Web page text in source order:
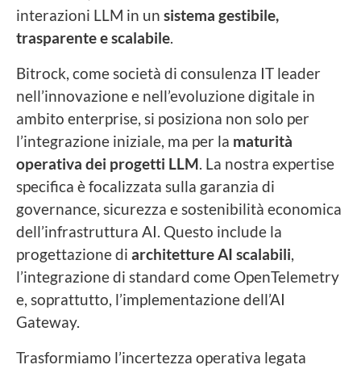
interazioni LLM in un sistema gestibile,
trasparente e scalabile.
Bitrock, come società di consulenza IT leader
nell’innovazione e nell’evoluzione digitale in
ambito enterprise, si posiziona non solo per
l’integrazione iniziale, ma per la maturità
operativa dei progetti LLM. La nostra expertise
specifica è focalizzata sulla garanzia di
governance, sicurezza e sostenibilità economica
dell’infrastruttura AI. Questo include la
progettazione di architetture AI scalabili,
l’integrazione di standard come OpenTelemetry
e, soprattutto, l’implementazione dell’AI
Gateway.
Trasformiamo l’incertezza operativa legata